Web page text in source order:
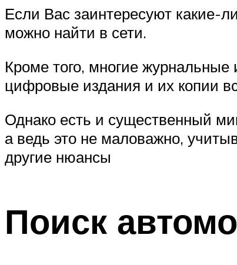
Если Вас заинтересуют какие-
можно найти в сети.
Кроме того, многие
цифровые издания и их копии
Однако есть и существенный
а ведь это не маловажно,
другие нюансы
Поиск